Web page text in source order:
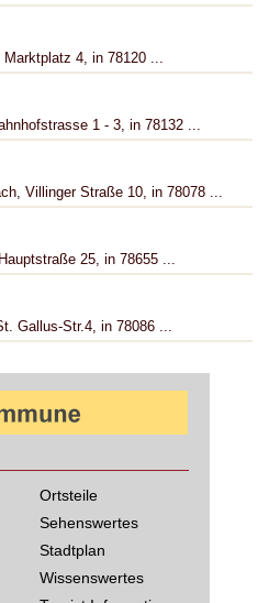
Marktplatz 4, in 78120 ...
1 - 3, in 78132 ...
Villinger Straße 10, in 78078 ...
25, in 78655 ...
Gallus-Str.4, in 78086 ...
Ortsteile
Sehenswertes
Stadtplan
Wissenswertes